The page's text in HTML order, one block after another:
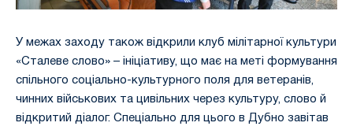
У межах заходу також відкрили клуб мілітарної культури
«Сталеве слово» – ініціативу, що має на меті формування
спільного соціально-культурного поля для ветеранів,
чинних військових та цивільних через культуру, слово й
відкритий діалог. Спеціально для цього в Дубно завітав